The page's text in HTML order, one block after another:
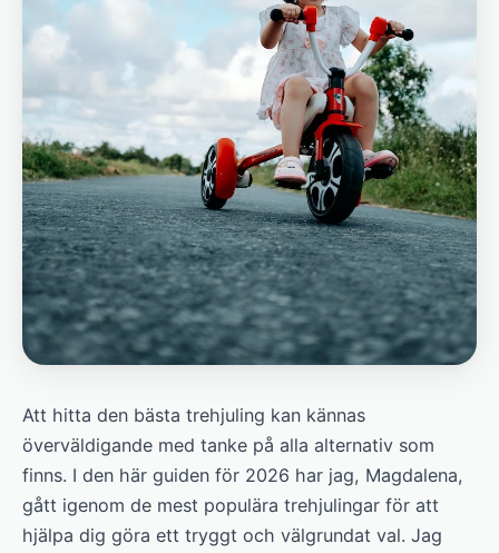
Att hitta den bästa trehjuling kan kännas
överväldigande med tanke på alla alternativ som
finns. I den här guiden för 2026 har jag, Magdalena,
gått igenom de mest populära trehjulingar för att
hjälpa dig göra ett tryggt och välgrundat val. Jag